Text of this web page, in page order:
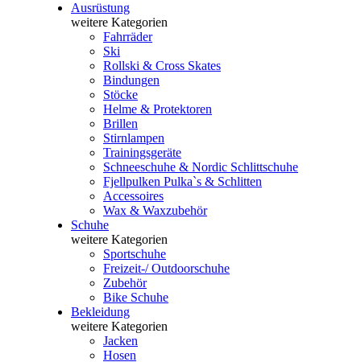
Ausrüstung
weitere Kategorien
Fahrräder
Ski
Rollski & Cross Skates
Bindungen
Stöcke
Helme & Protektoren
Brillen
Stirnlampen
Trainingsgeräte
Schneeschuhe & Nordic Schlittschuhe
Fjellpulken Pulka`s & Schlitten
Accessoires
Wax & Waxzubehör
Schuhe
weitere Kategorien
Sportschuhe
Freizeit-/ Outdoorschuhe
Zubehör
Bike Schuhe
Bekleidung
weitere Kategorien
Jacken
Hosen